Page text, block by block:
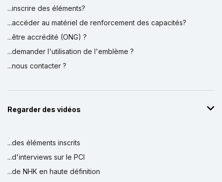
...inscrire des éléments?
...accéder au matériel de renforcement des capacités?
...être accrédité (ONG) ?
...demander l'utilisation de l'emblème ?
...nous contacter ?
Regarder des vidéos
...des éléments inscrits
...d'interviews sur le PCI
...de NHK en haute définition